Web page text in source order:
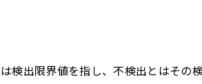
検出限界値を指し、不検出とはその